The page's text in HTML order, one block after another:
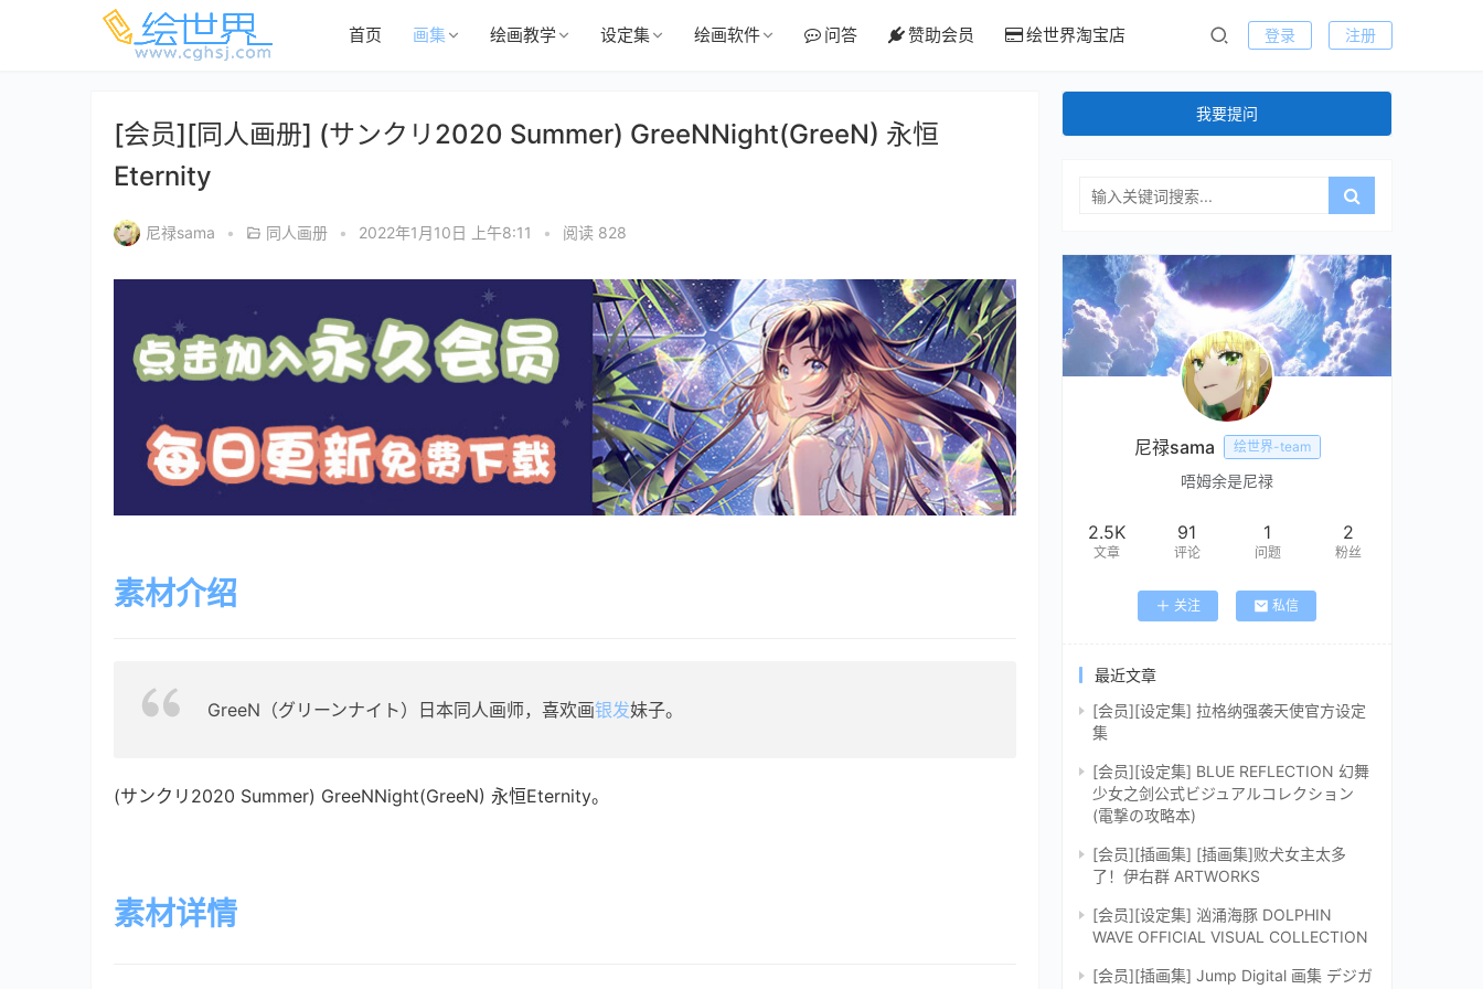
首页 画集 绘画教学 设定集 绘画软件 问答 赞助会员 绘世界淘宝店 登录 注册
[会员][同人画册] (サンクリ2020 Summer) GreeNNight(GreeN) 永恒
Eternity
尼禄sama • 同人画册 • 2022年1月10日 上午8:11 • 阅读 828
素材介绍
GreeN（グリーンナイト）日本同人画师，喜欢画银发妹子。
(サンクリ2020 Summer) GreeNNight(GreeN) 永恒Eternity。
素材详情
我要提问
尼禄sama 绘世界-team
唔姆余是尼禄
2.5K
文章
91
评论
1
问题
2
粉丝
关注 私信
最近文章
[会员][设定集] 拉格纳强袭天使官方设定
集
[会员][设定集] BLUE REFLECTION 幻舞
少女之剑公式ビジュアルコレクション
(電撃の攻略本)
[会员][插画集] [插画集]败犬女主太多
了！伊右群 ARTWORKS
[会员][设定集] 汹涌海豚 DOLPHIN
WAVE OFFICIAL VISUAL COLLECTION
[会员][插画集] Jump Digital 画集 デジガ